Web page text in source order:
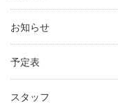
お知らせ
予定表
スタッフ